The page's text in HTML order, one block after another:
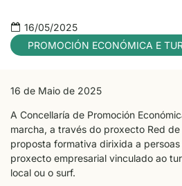
16/05/2025
PROMOCIÓN ECONÓMICA E
16 de Maio de 2025
A Concellaría de Promoción
marcha, a través do proxecto Red
proposta formativa dirixida a
proxecto empresarial vinculado ao
local ou o surf.